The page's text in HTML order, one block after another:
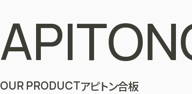
OUR PRODUCTアピトン合板